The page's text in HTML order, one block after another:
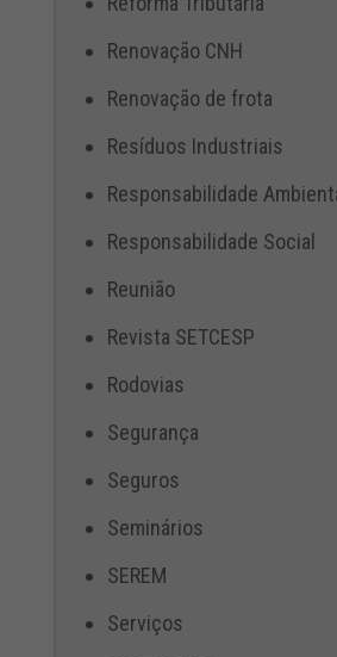
Renovação CNH
Renovação de frota
Resíduos Industriais
Responsabilidade
Responsabilidade Social
Reunião
Revista SETCESP
Rodovias
Segurança
Seguros
Seminários
SEREM
Serviços